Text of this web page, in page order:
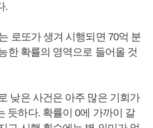
.
로또가 생겨 시행되면 70억 분
한 확률의 영역으로 들어올 것
낮은 사건은 아주 많은 기회가
듯하다. 확률이 0에 가까이 갈